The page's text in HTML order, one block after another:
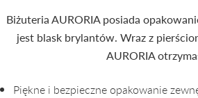
Biżuteria AURORIA posiada
jest blask brylantów. Wraz z
AURORIA
Piękne i bezpieczne opakowanie